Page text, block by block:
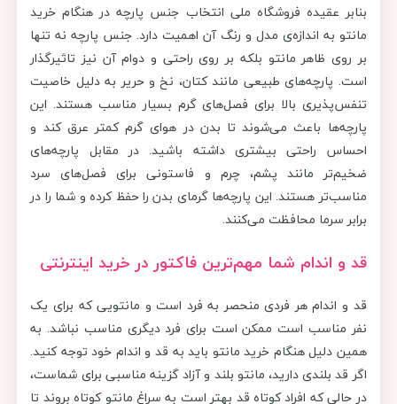
بنابر عقیده فروشگاه ملی انتخاب جنس پارچه در هنگام خرید
مانتو به اندازه‌ی مدل و رنگ آن اهمیت دارد. جنس پارچه نه تنها
بر روی ظاهر مانتو بلکه بر روی راحتی و دوام آن نیز تاثیرگذار
است. پارچه‌های طبیعی مانند کتان، نخ و حریر به دلیل خاصیت
تنفس‌پذیری بالا برای فصل‌های گرم بسیار مناسب هستند. این
پارچه‌ها باعث می‌شوند تا بدن در هوای گرم کمتر عرق کند و
احساس راحتی بیشتری داشته باشید. در مقابل پارچه‌های
ضخیم‌تر مانند پشم، چرم و فاستونی برای فصل‌های سرد
مناسب‌تر هستند. این پارچه‌ها گرمای بدن را حفظ کرده و شما را در
برابر سرما محافظت می‌کنند.
قد و اندام شما مهم‌ترین فاکتور در خرید اینترنتی
قد و اندام هر فردی منحصر به فرد است و مانتویی که برای یک
نفر مناسب است ممکن است برای فرد دیگری مناسب نباشد. به
همین دلیل هنگام خرید مانتو باید به قد و اندام خود توجه کنید.
اگر قد بلندی دارید، مانتو بلند و آزاد گزینه مناسبی برای شماست،
در حالی که افراد کوتاه‌ قد بهتر است به سراغ مانتو کوتاه بروند تا